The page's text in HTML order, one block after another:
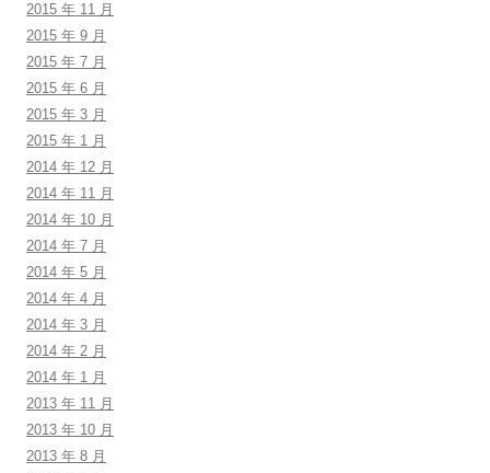
2015 年 11 月
2015 年 9 月
2015 年 7 月
2015 年 6 月
2015 年 3 月
2015 年 1 月
2014 年 12 月
2014 年 11 月
2014 年 10 月
2014 年 7 月
2014 年 5 月
2014 年 4 月
2014 年 3 月
2014 年 2 月
2014 年 1 月
2013 年 11 月
2013 年 10 月
2013 年 8 月